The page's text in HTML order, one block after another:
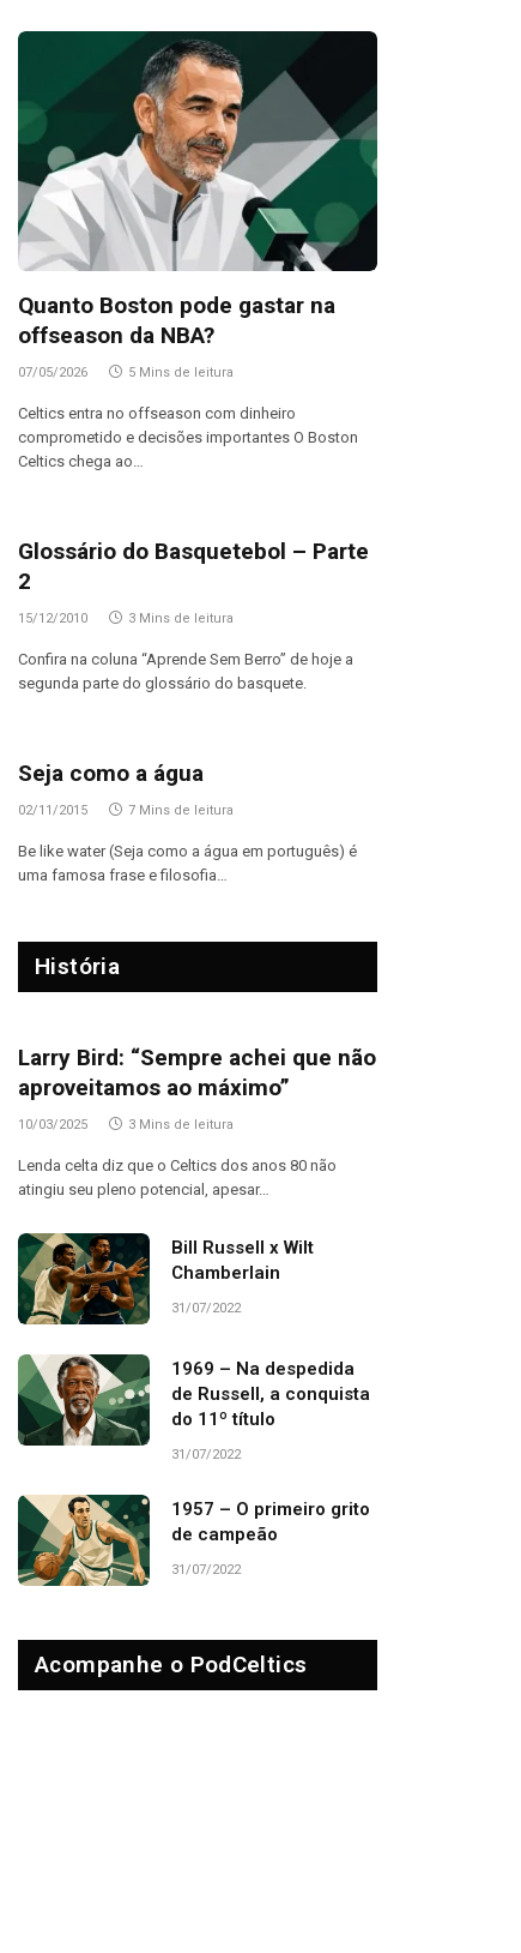
Quanto Boston pode gastar na
offseason da NBA?
07/05/2026 5 Mins de leitura
Celtics entra no offseason com dinheiro
comprometido e decisões importantes O Boston
Celtics chega ao…
Glossário do Basquetebol – Parte
2
15/12/2010 3 Mins de leitura
Confira na coluna “Aprende Sem Berro” de hoje a
segunda parte do glossário do basquete.
Seja como a água
02/11/2015 7 Mins de leitura
Be like water (Seja como a água em português) é
uma famosa frase e filosofia…
História
Larry Bird: “Sempre achei que não
aproveitamos ao máximo”
10/03/2025 3 Mins de leitura
Lenda celta diz que o Celtics dos anos 80 não
atingiu seu pleno potencial, apesar…
Bill Russell x Wilt
Chamberlain
31/07/2022
1969 – Na despedida
de Russell, a conquista
do 11º título
31/07/2022
1957 – O primeiro grito
de campeão
31/07/2022
Acompanhe o PodCeltics